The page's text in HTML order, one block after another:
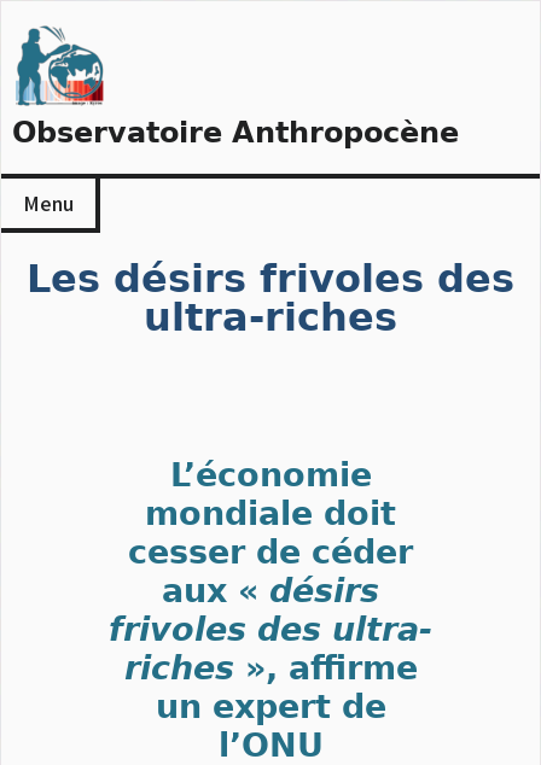
to
content
Observatoire Anthropocène
Menu
Les désirs frivoles des
ultra-riches
L’économie
mondiale doit
cesser de céder
aux « désirs
frivoles des ultra-
riches », affirme
un expert de
l’ONU